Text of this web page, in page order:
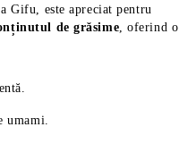
Gifu, este apreciat pentru
de grăsime, oferind o
umami.